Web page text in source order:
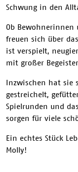
Schwung in den
Ob
freuen sich über
ist verspielt,
mit großer
Inzwischen hat sie
gestreichelt,
Spielrunden und
sorgen für viele
Ein echtes Stück
Molly!